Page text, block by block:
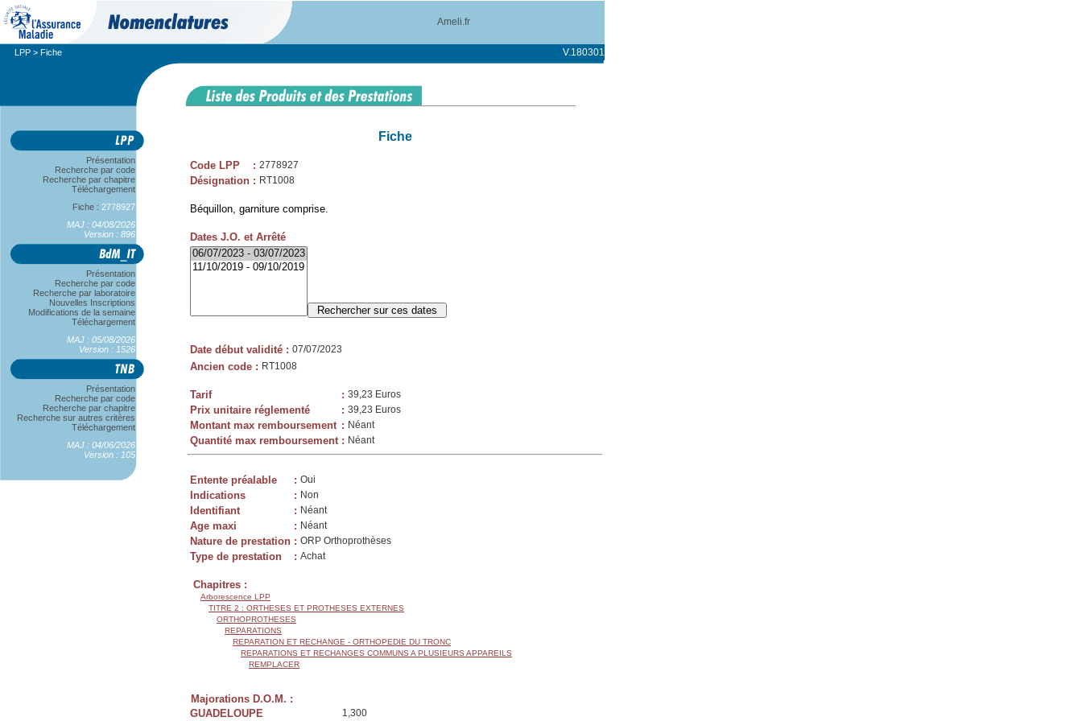
Ameli.fr
LPP > Fiche V.180301
Présentation
Recherche par code
Recherche par chapitre
Téléchargement
Fiche : 2778927
MAJ : 04/08/2026
Version : 896
Présentation
Recherche par code
Recherche par laboratoire
Nouvelles Inscriptions
Modifications de la semaine
Téléchargement
MAJ : 05/08/2026
Version : 1526
Présentation
Recherche par code
Recherche par chapitre
Recherche sur autres critères
Téléchargement
MAJ : 04/06/2026
Version : 105
Fiche
Code LPP : 2778927
Désignation : RT1008
Béquillon, garniture comprise.
Dates J.O. et Arrêté
Date début validité : 07/07/2023
Ancien code : RT1008
Tarif : 39,23 Euros
Prix unitaire réglementé : 39,23 Euros
Montant max remboursement : Néant
Quantité max remboursement : Néant
Entente préalable : Oui
Indications : Non
Identifiant : Néant
Age maxi : Néant
Nature de prestation : ORP Orthoprothèses
Type de prestation : Achat
Chapitres :
Arborescence LPP
TITRE 2 : ORTHESES ET PROTHESES EXTERNES
ORTHOPROTHESES
REPARATIONS
REPARATION ET RECHANGE - ORTHOPEDIE DU TRONC
REPARATIONS ET RECHANGES COMMUNS A PLUSIEURS APPAREILS
REMPLACER
Majorations D.O.M. :
GUADELOUPE
1,300